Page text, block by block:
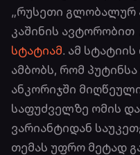
„რუსეთი გლობალურ
კაშინის ავტორობით
სტატიამ. ამ სტატიის
ამბობს, რომ
ანკორიჯში
საფუძველზე ომის
ვარიანტიდან
თემას უფრო მეტად